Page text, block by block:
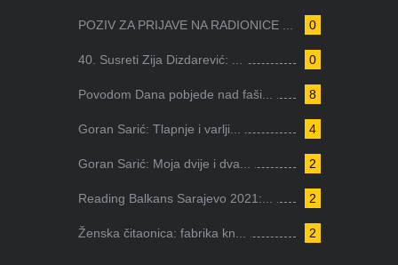
0
POZIV ZA PRIJAVE NA RADIONICE ...
0
40. Susreti Zija Dizdarević: ...
8
Povodom Dana pobjede nad faši...
4
Goran Sarić: Tlapnje i varlji...
2
Goran Sarić: Moja dvije i dva...
2
Reading Balkans Sarajevo 2021:...
2
Ženska čitaonica: fabrika kn...